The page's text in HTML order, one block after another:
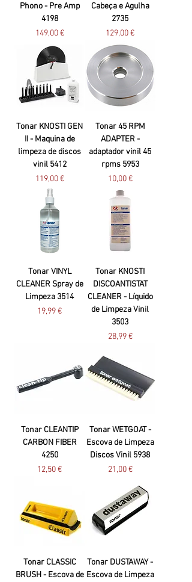
Phono - Pre Amp
4198
Preço
149,00 €
Cabeça e Agulha
2735
Preço
129,00 €
Tonar KNOSTI GEN
II - Maquina de
limpeza de discos
vinil 5412
Preço
119,00 €
Tonar 45 RPM
ADAPTER -
adaptador vinil 45
rpms 5953
Preço
10,00 €
Tonar VINYL
CLEANER Spray de
Limpeza 3514
Preço
19,99 €
Tonar KNOSTI
DISCOANTISTAT
CLEANER - Líquido
de Limpeza Vinil
3503
Preço
28,99 €
Tonar CLEANTIP
CARBON FIBER
4250
Preço
12,50 €
Tonar WETGOAT -
Escova de Limpeza
Discos Vinil 5938
Preço
21,00 €
Tonar CLASSIC
BRUSH - Escova de
Tonar DUSTAWAY -
Escova de Limpeza